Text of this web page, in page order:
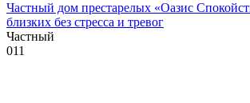
Частный дом престарелых «Оазис
близких без стресса и тревог
Частный
011